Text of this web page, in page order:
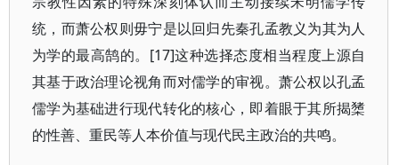
统，而萧公权则毋宁是以回归先秦孔孟教义为其为人
为学的最高鹄的。[17]这种选择态度相当程度上源自
其基于政治理论视角而对儒学的审视。萧公权以孔孟
儒学为基础进行现代转化的核心，即着眼于其所揭橥
的性善、重民等人本价值与现代民主政治的共鸣。